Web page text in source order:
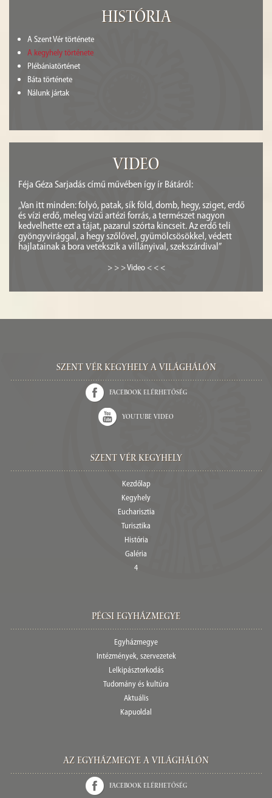
História
A Szent Vér története
A kegyhely története
Plébániatörténet
Báta története
Nálunk jártak
Video
Féja Géza Sarjadás című művében így ír Bátáról:
„Van itt minden: folyó, patak, sík föld, domb, hegy, sziget, erdő
és vízi erdő, meleg vizű artézi forrás, a természet nagyon
kedvelhette ezt a tájat, pazarul szórta kincseit. Az erdő teli
gyöngyvirággal, a hegy szőlővel, gyümölcsösökkel, védett
hajlatainak a bora vetekszik a villányival, szekszárdival”
> > > Video < < <
Szent Vér kegyhely a világhálón
Facebook elérhetőség
Youtube video
Szent Vér Kegyhely
Kezdőlap
Kegyhely
Eucharisztia
Turisztika
História
Galéria
4
Pécsi egyházmegye
Egyházmegye
Intézmények, szervezetek
Lelkipásztorkodás
Tudomány és kultúra
Aktuális
Kapuoldal
Az Egyházmegye a világhálón
Facebook elérhetőség